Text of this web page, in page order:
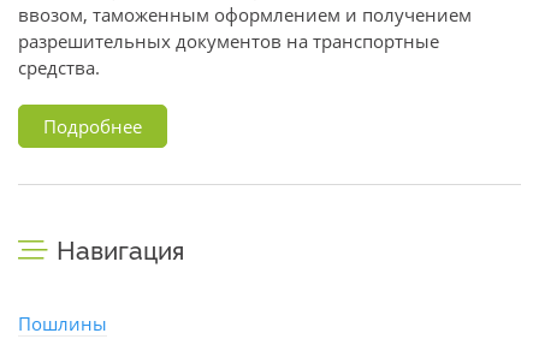
ввозом, таможенным оформлением и получением
разрешительных документов на транспортные
средства.
Подробнее
Навигация
Пошлины